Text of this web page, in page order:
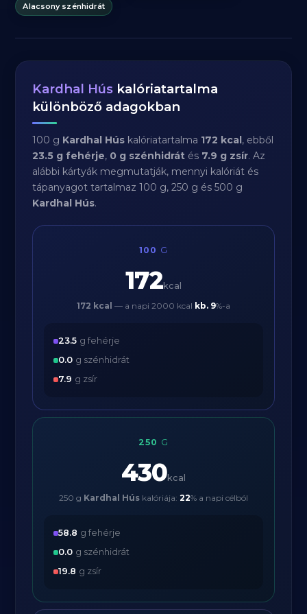
Alacsony szénhidrát
Kardhal Hús kalóriatartalma
különböző adagokban
100 g Kardhal Hús kalóriatartalma 172 kcal, ebből
23.5 g fehérje, 0 g szénhidrát és 7.9 g zsír. Az
alábbi kártyák megmutatják, mennyi kalóriát és
tápanyagot tartalmaz 100 g, 250 g és 500 g
Kardhal Hús.
100 G
172kcal
172 kcal — a napi 2000 kcal kb. 9%-a
23.5 g fehérje
0.0 g szénhidrát
7.9 g zsír
250 G
430kcal
250 g Kardhal Hús kalóriája: 22% a napi célból
58.8 g fehérje
0.0 g szénhidrát
19.8 g zsír